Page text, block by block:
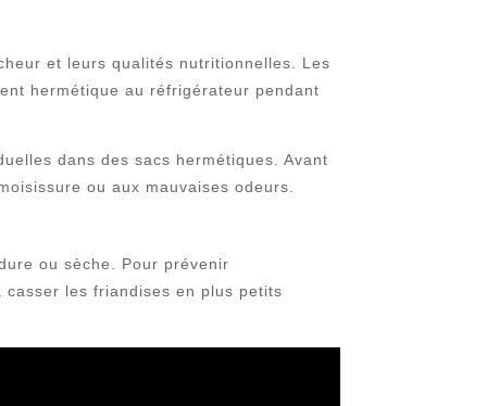
et leurs qualités nutritionnelles. Les
hermétique au réfrigérateur pendant
dans des sacs hermétiques. Avant
ou aux mauvaises odeurs.
ou sèche. Pour prévenir
casser les friandises en plus petits